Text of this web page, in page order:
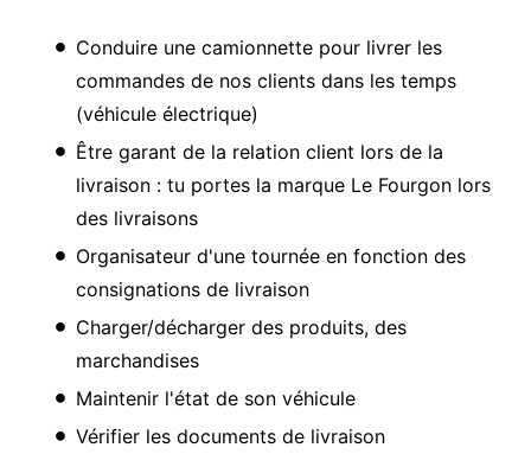
Conduire une camionnette pour livrer les
commandes de nos clients dans les temps
(véhicule électrique)
Être garant de la relation client lors de la
livraison : tu portes la marque Le Fourgon lors
des livraisons
Organisateur d'une tournée en fonction des
consignations de livraison
Charger/décharger des produits, des
marchandises
Maintenir l'état de son véhicule
Vérifier les documents de livraison